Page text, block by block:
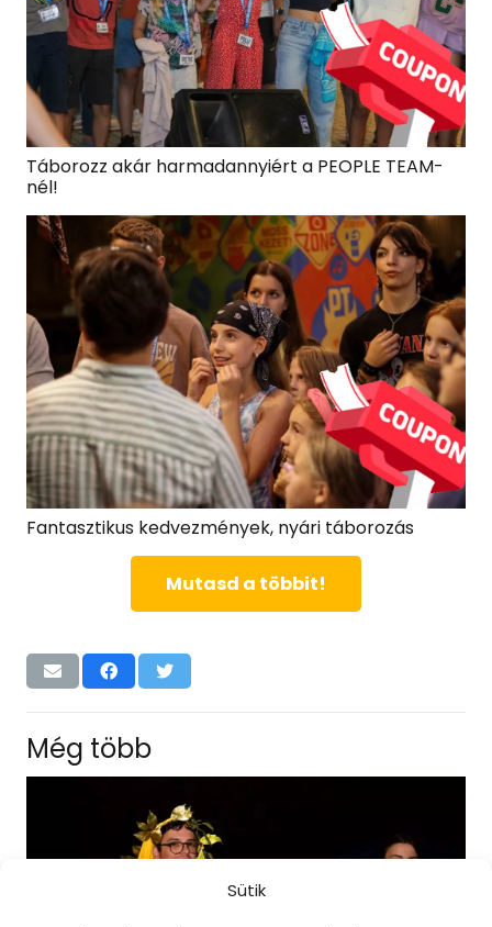
Sütik
Táborozz akár harmadannyiért a PEOPLE TEAM-
nél!
Fantasztikus kedvezmények, nyári táborozás
Mutasd a többit!
Még több